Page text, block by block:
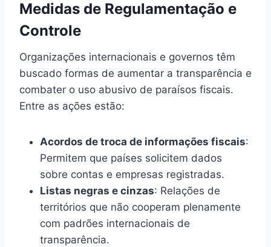
Medidas de Regulamentação e
Controle
Organizações internacionais e governos têm
buscado formas de aumentar a transparência e
combater o uso abusivo de paraísos fiscais.
Entre as ações estão:
Acordos de troca de informações fiscais:
Permitem que países solicitem dados
sobre contas e empresas registradas.
Listas negras e cinzas: Relações de
territórios que não cooperam plenamente
com padrões internacionais de
transparência.